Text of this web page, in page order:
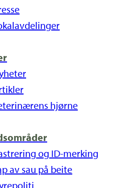
hjørne
og ID-merking
av sau på beite